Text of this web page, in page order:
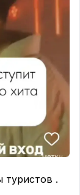
туристов .